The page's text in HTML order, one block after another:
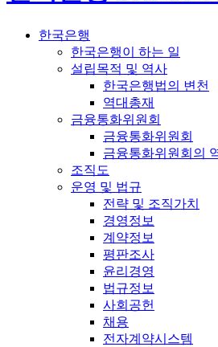
한국은행
한국은행이 하는 일
설립목적 및 역사
한국은행법의 변천
역대총재
금융통화위원회
금융통화위원회
금융통화위원회의
조직도
운영 및 법규
전략 및 조직가치
경영정보
계약정보
평판조사
윤리경영
법규정보
사회공헌
채용
전자계약시스템